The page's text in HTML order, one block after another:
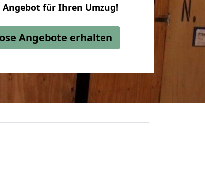
Angebot für Ihren Umzug!
Angebote erhalten